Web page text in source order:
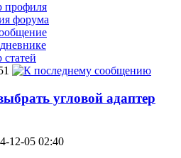
профиля
форума
угловой адаптер
12-05 02:40